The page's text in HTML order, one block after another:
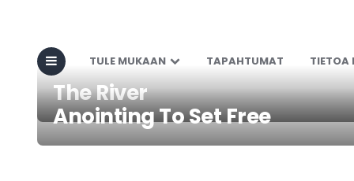
TULE MUKAAN TAPAHTUMAT TIETOA
The River
Anointing To Set Free